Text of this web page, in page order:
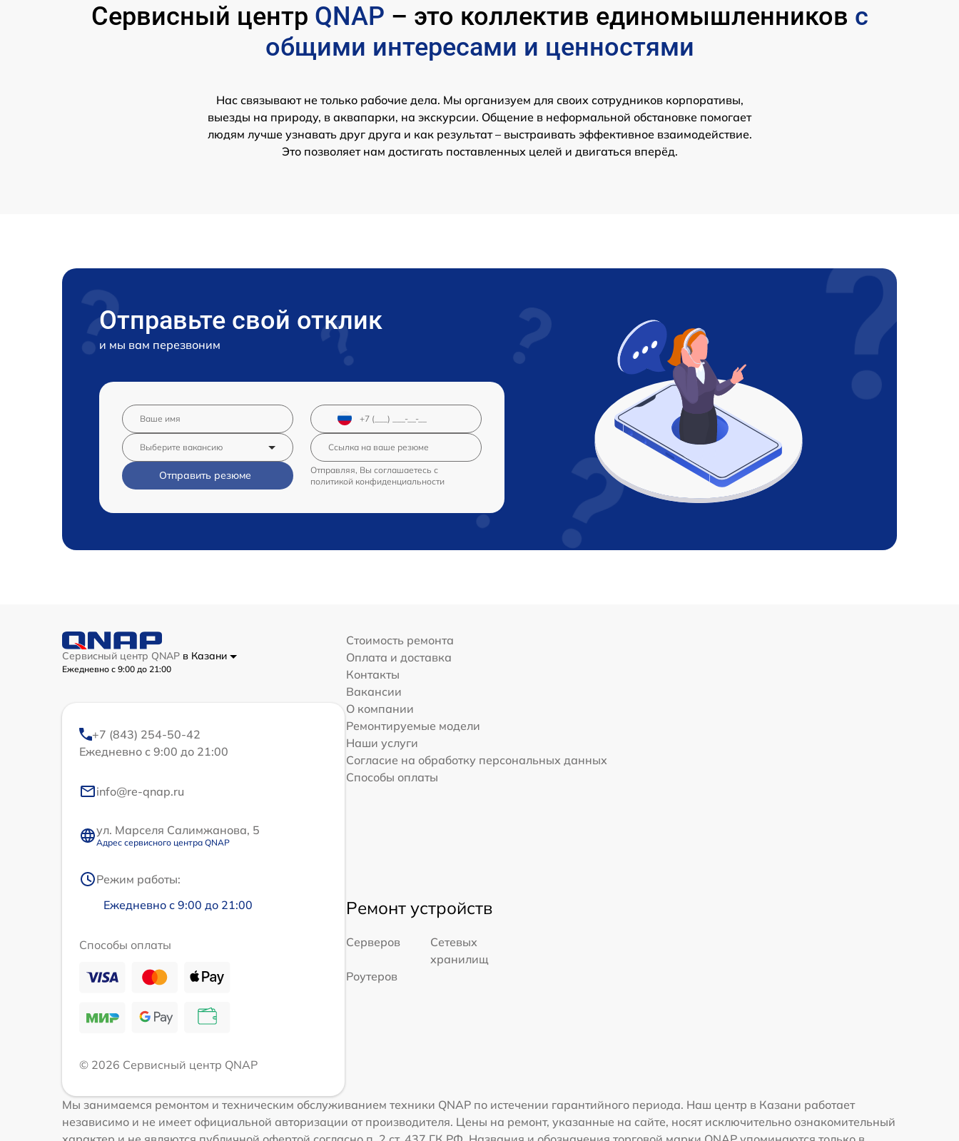
Сервисный центр QNAP – это коллектив единомышленников с
общими интересами и ценностями
Нас связывают не только рабочие дела. Мы организуем для своих сотрудников корпоративы,
выезды на природу, в аквапарки, на экскурсии. Общение в неформальной обстановке помогает
людям лучше узнавать друг друга и как результат – выстраивать эффективное взаимодействие.
Это позволяет нам достигать поставленных целей и двигаться вперёд.
Отправьте свой отклик
и мы вам перезвоним
Отправить резюме
Отправляя, Вы соглашаетесь с
политикой конфиденциальности
Сервисный центр QNAP в Казани
Ежедневно с 9:00 до 21:00
+7 (843) 254-50-42
Ежедневно с 9:00 до 21:00
info@re-qnap.ru
ул. Марселя Салимжанова, 5
Адрес сервисного центра QNAP
Режим работы:
Ежедневно с 9:00 до 21:00
Способы оплаты
© 2026 Сервисный центр QNAP
Стоимость ремонта
Оплата и доставка
Контакты
Вакансии
О компании
Ремонтируемые модели
Наши услуги
Согласие на обработку персональных данных
Способы оплаты
Ремонт устройств
Серверов
Сетевых
хранилищ
Роутеров
Мы занимаемся ремонтом и техническим обслуживанием техники QNAP по истечении гарантийного периода. Наш центр в Казани работает
независимо и не имеет официальной авторизации от производителя. Цены на ремонт, указанные на сайте, носят исключительно ознакомительный